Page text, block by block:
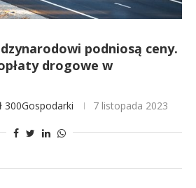
podniosą ceny.
drogowe w
300Gospodarki 7 listopada 2023